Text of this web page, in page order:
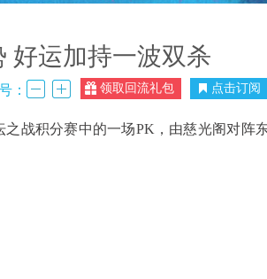
好运加持一波双杀
领取回流礼包 点击订阅
：
战积分赛中的一场PK，由慈光阁对阵